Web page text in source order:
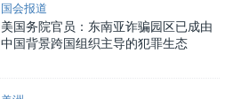
国会报道
美国务院官员：东南亚诈骗园区已成由
中国背景跨国组织主导的犯罪生态